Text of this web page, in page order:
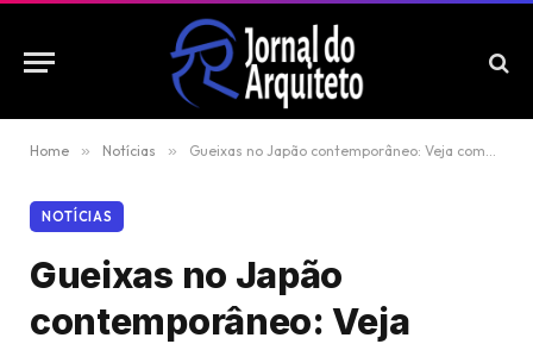
Home » Notícias » Gueixas no Japão contemporâneo: Veja como essa tradição milenar continua viva
NOTÍCIAS
Gueixas no Japão
contemporâneo: Veja